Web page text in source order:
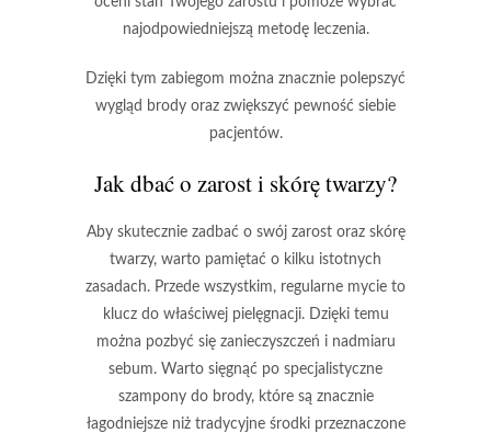
najodpowiedniejszą metodę leczenia.
Dzięki tym zabiegom można znacznie polepszyć
wygląd brody oraz zwiększyć pewność siebie
pacjentów.
Jak dbać o zarost i skórę twarzy?
Aby skutecznie zadbać o swój zarost oraz skórę
twarzy, warto pamiętać o kilku istotnych
zasadach. Przede wszystkim, regularne mycie to
klucz do właściwej pielęgnacji. Dzięki temu
można pozbyć się zanieczyszczeń i nadmiaru
sebum. Warto sięgnąć po specjalistyczne
szampony do brody, które są znacznie
łagodniejsze niż tradycyjne środki przeznaczone